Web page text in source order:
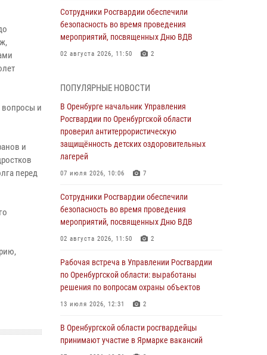
вопросы и
и
перед
Сотрудники Росгвардии обеспечили
безопасность во время проведения
мероприятий, посвященных Дню ВДВ
02 августа 2026, 11:50 2
гражданами по вопросу трудоустройства на
службу в Росгвардию и поступления в
ведомственные институты
30 июля 2026, 04:44
Просветительская встреча Росгвардии: к
Росгвардейцы обеспечили правопорядок на
праздновании Дня ВМФ в Оренбурге
27 июля 2026, 14:36 2
Росгвардейцы предотвратили трагедию:
спасен мужчина в тяжелой жизненной
ситуации (ВИДЕО)
26 июля 2026, 14:45 1
Росгвардейцы Оренбургской области
проверили готовность детских
образовательных учреждений к новому
ПОПУЛЯРНЫЕ НОВОСТИ
В Оренбурге начальник Управления
Росгвардии по Оренбургской области
проверил антитеррористическую
защищённость детских оздоровительных
лагерей
07 июля 2026, 10:06 7
Сотрудники Росгвардии обеспечили
безопасность во время проведения
мероприятий, посвященных Дню ВДВ
02 августа 2026, 11:50 2
Рабочая встреча в Управлении Росгвардии
по Оренбургской области: выработаны
решения по вопросам охраны объектов
13 июля 2026, 12:31 2
В Оренбургской области росгвардейцы
принимают участие в Ярмарке вакансий